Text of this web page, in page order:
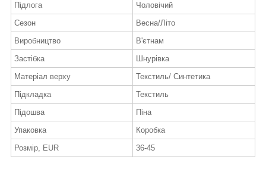
Підлога
Чоловічий
Сезон
Весна/Літо
Виробництво
В'єтнам
Застібка
Шнурівка
Матеріал верху
Текстиль/ Синтетика
Підкладка
Текстиль
Підошва
Піна
Упаковка
Коробка
Розмір, EUR
36-45